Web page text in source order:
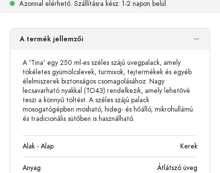
Azonnal elérhető. Szállításra kész: 1-2 napon belül
A termék jellemzői
A 'Tina' egy 250 ml-es széles szájú üvegpalack, amely
tökéletes gyümölcslevek, turmixok, tejtermékek és egyéb
élelmiszerek biztonságos csomagolásához. Nagy
lecsavarható nyakkal (TO43) rendelkezik, amely lehetővé
teszi a könnyű töltést. A széles szájú palack
mosogatógépben mosható, hideg- és hőálló, mikrohullámú
és tradicionális sütőben is használható.
Alak - Alap Kerek
Anyag Átlátszó üveg